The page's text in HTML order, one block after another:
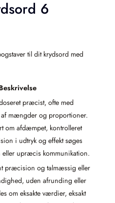
6
til dit krydsord med
præcist, ofte med
mængder og proportioner.
om afdæmpet, kontrolleret
i udtryk og effekt søges
eller upræcis kommunikation.
præcision og talmæssig eller
uden afrunding eller
om eksakte værdier, eksakt